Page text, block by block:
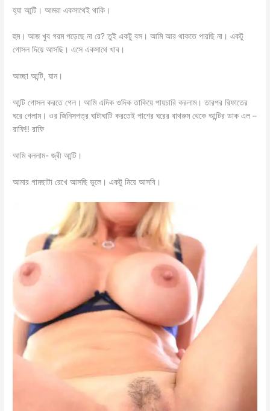
হ্যা আন্টি। আমরা একসাথেই থাকি।
হুম। আজ খুব গরম পড়েছে না রে? তুই একটু বস। আমি আর থাকতে পারছি না। একটু
গোসল দিয়ে আসছি। এসে একসাথে খাব।
আচ্ছা আন্টি, যান।
‌আন্টি গোসল করতে গেল। আমি এদিক ওদিক তাকিয়ে পায়চারি করলাম। তারপর রিফাতের
ঘরে গেলাম। ওর জিনিসপত্র ঘাটাঘাটি করতেই পাশের ঘরের বাথরুম থেকে আন্টির ডাক এল –
রাফি!! রাফি
আমি বললাম- জ্বী আন্টি।
আমার গামছাটা রেখে আসছি ভুলে। একটু নিয়ে আসবি।